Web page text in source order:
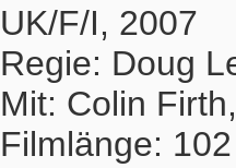
UK/F/I, 2007
Regie: Doug
Mit: Colin
Filmlänge: